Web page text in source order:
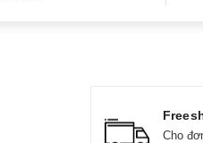
Cho